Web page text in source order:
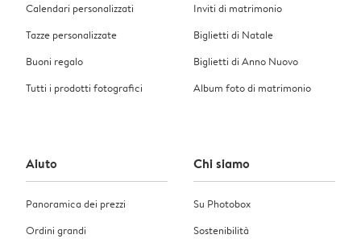
Calendari personalizzati
Tazze personalizzate
Buoni regalo
Tutti i prodotti fotografici
Inviti di matrimonio
Biglietti di Natale
Biglietti di Anno Nuovo
Album foto di matrimonio
Aiuto
Panoramica dei prezzi
Ordini grandi
Chi siamo
Su Photobox
Sostenibilità